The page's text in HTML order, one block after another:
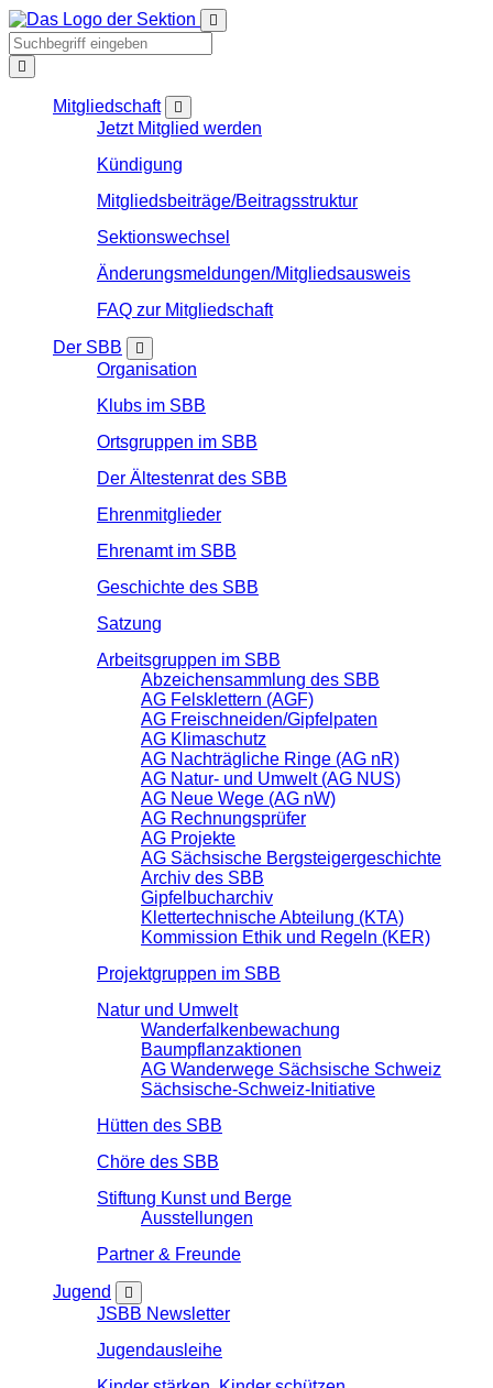
Mitgliedschaft
Jetzt Mitglied werden
Kündigung
Mitgliedsbeiträge/Beitragsstruktur
Sektionswechsel
Änderungsmeldungen/Mitgliedsausweis
FAQ zur Mitgliedschaft
Der SBB
Organisation
Klubs im SBB
Ortsgruppen im SBB
Der Ältestenrat des SBB
Ehrenmitglieder
Ehrenamt im SBB
Geschichte des SBB
Satzung
Arbeitsgruppen im SBB
Abzeichensammlung des SBB
AG Felsklettern (AGF)
AG Freischneiden/Gipfelpaten
AG Klimaschutz
AG Nachträgliche Ringe (AG nR)
AG Natur- und Umwelt (AG NUS)
AG Neue Wege (AG nW)
AG Rechnungsprüfer
AG Projekte
AG Sächsische Bergsteigergeschichte
Archiv des SBB
Gipfelbucharchiv
Klettertechnische Abteilung (KTA)
Kommission Ethik und Regeln (KER)
Projektgruppen im SBB
Natur und Umwelt
Wanderfalkenbewachung
Baumpflanzaktionen
AG Wanderwege Sächsische Schweiz
Sächsische-Schweiz-Initiative
Hütten des SBB
Chöre des SBB
Stiftung Kunst und Berge
Ausstellungen
Partner & Freunde
Jugend
JSBB Newsletter
Jugendausleihe